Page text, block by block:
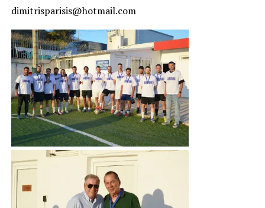
dimitrisparisis@hotmail.com